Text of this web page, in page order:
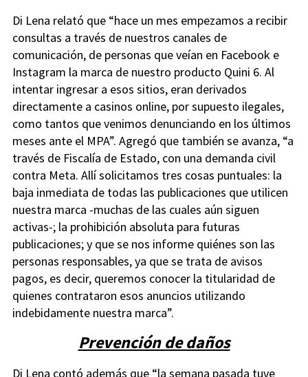
Di Lena relató que “hace un mes empezamos a recibir
consultas a través de nuestros canales de
comunicación, de personas que veían en Facebook e
Instagram la marca de nuestro producto Quini 6. Al
intentar ingresar a esos sitios, eran derivados
directamente a casinos online, por supuesto ilegales,
como tantos que venimos denunciando en los últimos
meses ante el MPA”. Agregó que también se avanza, “a
través de Fiscalía de Estado, con una demanda civil
contra Meta. Allí solicitamos tres cosas puntuales: la
baja inmediata de todas las publicaciones que utilicen
nuestra marca -muchas de las cuales aún siguen
activas-; la prohibición absoluta para futuras
publicaciones; y que se nos informe quiénes son las
personas responsables, ya que se trata de avisos
pagos, es decir, queremos conocer la titularidad de
quienes contrataron esos anuncios utilizando
indebidamente nuestra marca”.
Prevención de daños
Di Lena contó además que “la semana pasada tuve